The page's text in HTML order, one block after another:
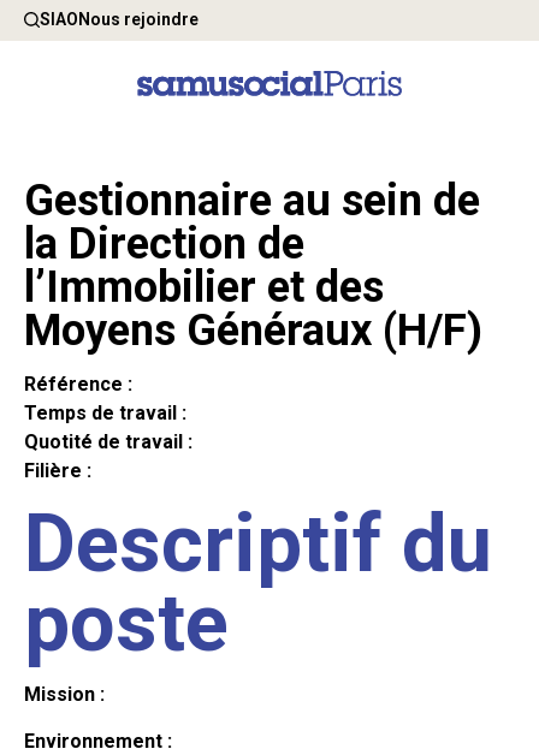
SIAONous rejoindre
Gestionnaire au sein de
la Direction de
l’Immobilier et des
Moyens Généraux (H/F)
Référence :
Temps de travail :
Quotité de travail :
Filière :
Descriptif du
poste
Mission :
Environnement :